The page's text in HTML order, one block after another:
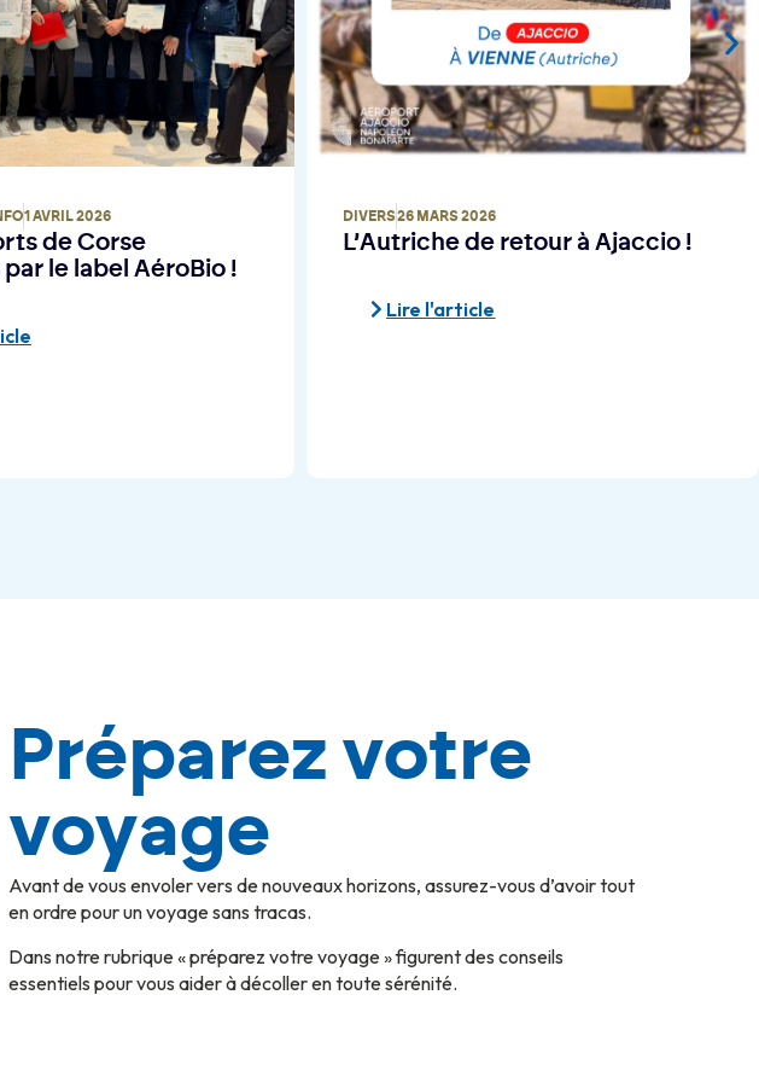
retour à Ajaccio !
DIVERS25 MARS 2026
Retour sur la FODWALK à
Préparez votre
voyage
Avant de vous envoler vers de nouveaux horizons, assurez-vous d’avoir tout
en ordre pour un voyage sans tracas.
Dans notre rubrique « préparez votre voyage » figurent des conseils
essentiels pour vous aider à décoller en toute sérénité.